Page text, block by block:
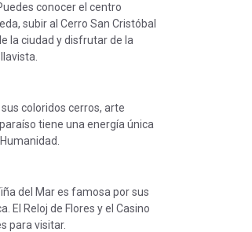
conocer el centro
subir al Cerro San Cristóbal
la ciudad y disfrutar de la
coloridos cerros, arte
tiene una energía única
del Mar es famosa por sus
El Reloj de Flores y el Casino
para visitar.